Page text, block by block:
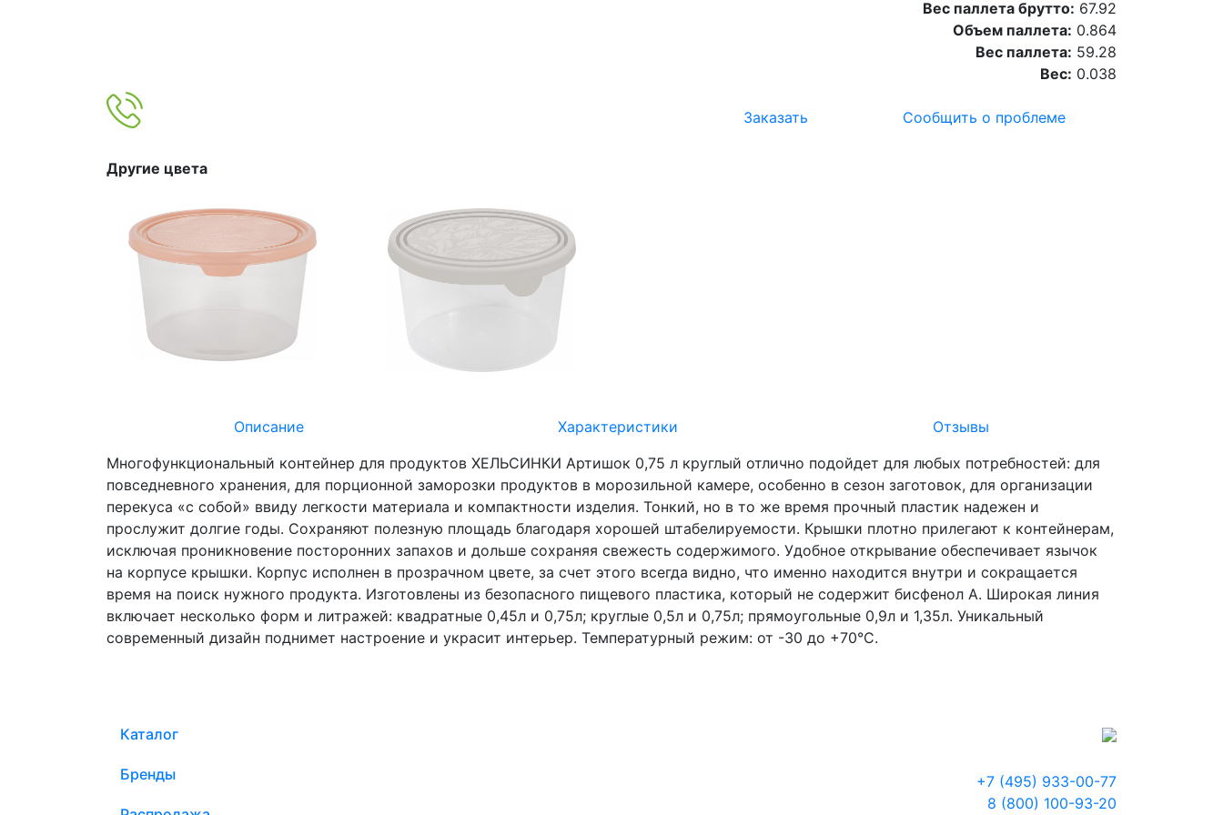
Вес паллета брутто: 67.92
Объем паллета: 0.864
Вес паллета: 59.28
Вес: 0.038
Заказать Сообщить о проблеме
Другие цвета
Описание Характеристики
Отзывы
Многофункциональный контейнер для продуктов ХЕЛЬСИНКИ Артишок 0,75 л круглый отлично подойдет для любых потребностей: для
повседневного хранения, для порционной заморозки продуктов в морозильной камере, особенно в сезон заготовок, для организации
перекуса «с собой» ввиду легкости материала и компактности изделия. Тонкий, но в то же время прочный пластик надежен и
прослужит долгие годы. Сохраняют полезную площадь благодаря хорошей штабелируемости. Крышки плотно прилегают к контейнерам,
исключая проникновение посторонних запахов и дольше сохраняя свежесть содержимого. Удобное открывание обеспечивает язычок
на корпусе крышки. Корпус исполнен в прозрачном цвете, за счет этого всегда видно, что именно находится внутри и сокращается
время на поиск нужного продукта. Изготовлены из безопасного пищевого пластика, который не содержит бисфенол А. Широкая линия
включает несколько форм и литражей: квадратные 0,45л и 0,75л; круглые 0,5л и 0,75л; прямоугольные 0,9л и 1,35л. Уникальный
современный дизайн поднимет настроение и украсит интерьер. Температурный режим: от -30 до +70°C.
Каталог
Бренды
+7 (495) 933-00-77
8 (800) 100-93-20